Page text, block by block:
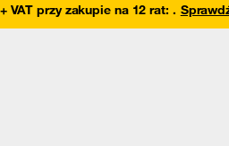
VAT przy zakupie na 12 rat: .